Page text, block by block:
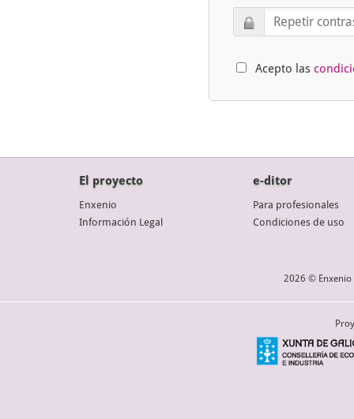
Acepto las
El proyecto
Enxenio
Información Legal
e-ditor
Para profesionales
Condiciones de uso
2026 © Enxenio